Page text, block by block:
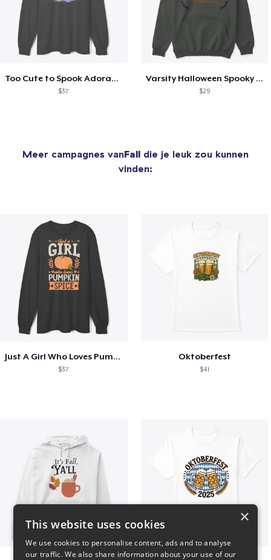
Too Cute to Spook Adorable Halloween Tee
$37
Varsity Halloween Spooky Season Letter
$29
Meer campagnes vanFall die je leuk zou kunnen
vinden:
Just A Girl Who Loves Pumpkin Spice
$37
Oktoberfest
$41
×
This website uses cookies
We use cookies to personalise content, ads and to analyse
our traffic. We also share information about your use of our